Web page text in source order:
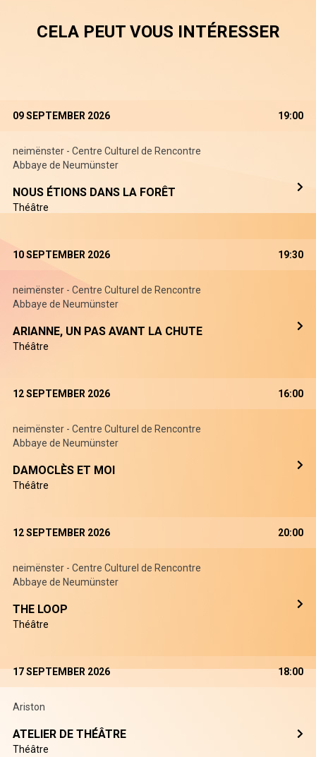
CELA PEUT VOUS INTÉRESSER
09 SEPTEMBER 2026 19:00
neimënster - Centre Culturel de Rencontre
Abbaye de Neumünster
NOUS ÉTIONS DANS LA FORÊT
Théâtre
10 SEPTEMBER 2026 19:30
neimënster - Centre Culturel de Rencontre
Abbaye de Neumünster
ARIANNE, UN PAS AVANT LA CHUTE
Théâtre
12 SEPTEMBER 2026 16:00
neimënster - Centre Culturel de Rencontre
Abbaye de Neumünster
DAMOCLÈS ET MOI
Théâtre
12 SEPTEMBER 2026 20:00
neimënster - Centre Culturel de Rencontre
Abbaye de Neumünster
THE LOOP
Théâtre
17 SEPTEMBER 2026 18:00
Ariston
ATELIER DE THÉÂTRE
Théâtre